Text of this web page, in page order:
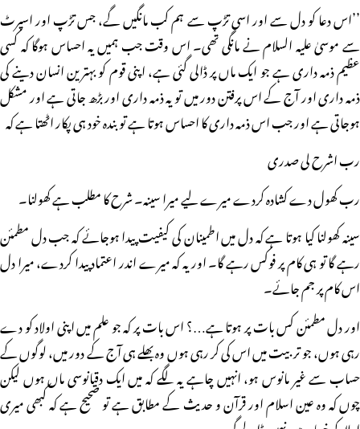
’’اس دعا کو دل سے اور اسی تڑپ سے ہم کب مانگیں گے، جس تڑپ اور اسپرٹ
سے موسیٰ علیہ السلام نے مانگی تھی۔ اس وقت جب ہمیں یہ احساس ہوگا کہ کسی
عظیم ذمہ داری ہے جو ایک ماں پر ڈالی گئی ہے، اپنی قوم کو بہترین انسان دینے کی
ذمہ داری اور آج کے اس پرفتن دور میں تو یہ ذمہ داری اور بڑھ جاتی ہے اور مشکل
ہوجاتی ہے اور جب اس ذمہ داری کا احساس ہوتا ہے تو بندہ خود ہی پکار اٹھتا ہے کہ
رب اشرح لی صدری
رب کھول دے کشادہ کردے میرے لیے میرا سینہ۔ شرح کا مطلب ہے کھولنا۔
سینہ کھولنا کیا ہوتا ہے کہ دل میں اطمینان کی کیفیت پیدا ہوجائے کہ جب دل مطمئن
رہے گا تو ہی کام پر فوکس رہے گا۔ اور یہ کہ میرے اندر اعتماد پیدا کردے، میرا دل
اس کام پر جم جائے۔
اور دل مطمئن کس بات پر ہوتا ہے…؟ اس بات پر کہ جو علم میں اپنی اولاد کو دے
رہی ہوں، جو تربیت میں اس کی کر رہی ہوں وہ بھلے ہی آج کے دور میں، لوگوں کے
حساب سے غیر مانوس ہو، انہیں چاہے یہ لگے کہ میں ایک دقیانوسی ماں ہوں لیکن
چوں کہ وہ عین اسلام اور قرآن و حدیث کے مطابق ہے تو صحیح ہے کہ کبھی میری